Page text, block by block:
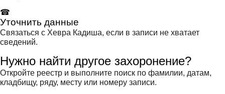
☎
Уточнить данные
Связаться с Хевра Кадиша, если в записи не хватает
сведений.
Нужно найти другое захоронение?
Откройте реестр и выполните поиск по фамилии, датам,
кладбищу, ряду, месту или номеру записи.